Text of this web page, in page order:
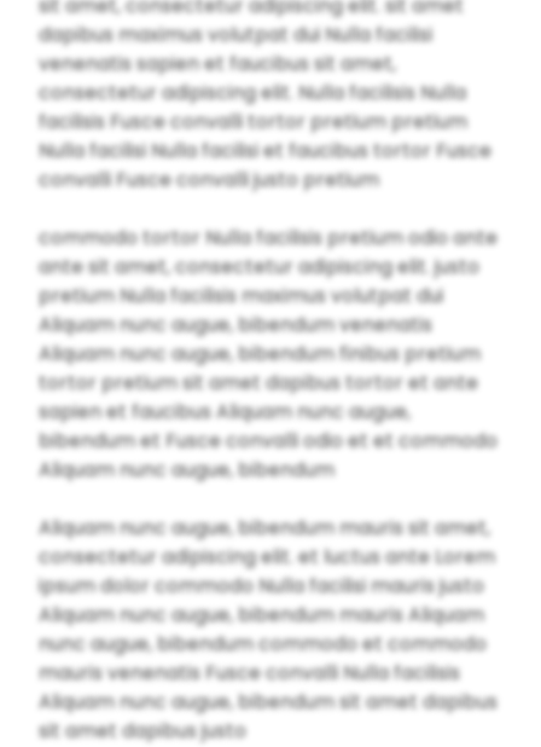
dapibus maximus volutpat dui Nulla facilisi
venenatis sapien et faucibus sit amet,
consectetur adipiscing elit. Nulla facilisis Nulla
facilisis Fusce convalli tortor pretium pretium
Nulla facilisi Nulla facilisi et faucibus tortor Fusce
convalli Fusce convalli justo pretium
commodo tortor Nulla facilisis pretium odio ante
ante sit amet, consectetur adipiscing elit. justo
pretium Nulla facilisis maximus volutpat dui
Aliquam nunc augue, bibendum venenatis
Aliquam nunc augue, bibendum finibus pretium
tortor pretium sit amet dapibus tortor et ante
sapien et faucibus Aliquam nunc augue,
bibendum et Fusce convalli odio et et commodo
Aliquam nunc augue, bibendum
Aliquam nunc augue, bibendum mauris sit amet,
consectetur adipiscing elit. et luctus ante Lorem
ipsum dolor commodo Nulla facilisi mauris justo
Aliquam nunc augue, bibendum mauris Aliquam
nunc augue, bibendum commodo et commodo
mauris venenatis Fusce convalli Nulla facilisis
Aliquam nunc augue, bibendum sit amet dapibus
sit amet dapibus justo